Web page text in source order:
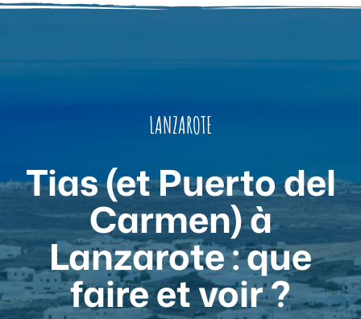
LANZAROTE
Tias (et Puerto del
Carmen) à
Lanzarote : que
faire et voir ?